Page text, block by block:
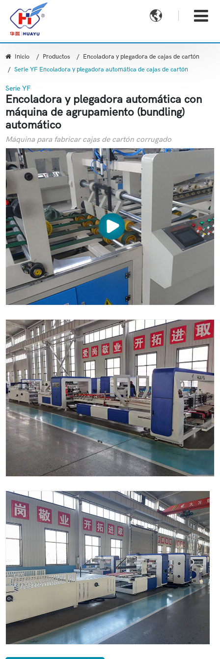

Inicio Productos
Encoladora y plegadora de cajas de cartón
Serie YF Encoladora y plegadora automática de cajas de cartón
Serie YF
Encoladora y plegadora automática con
máquina de agrupamiento (bundling)
automático
Máquina para fabricar cajas de cartón corrugado